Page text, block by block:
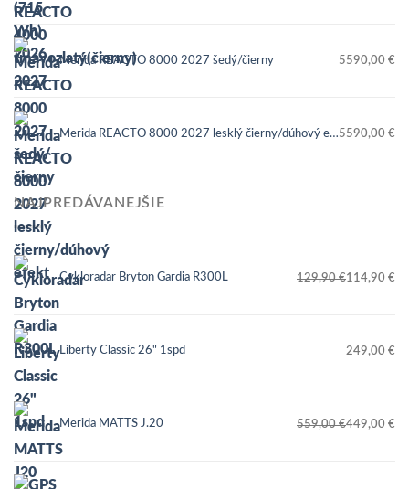
Merida REACTO 8000 2027 šedý/čierny 5590,00 €
Merida REACTO 8000 2027 lesklý čierny/dúhový efekt5590,00 €
NAJPREDÁVANEJŠIE
Cykloradar Bryton Gardia R300L 129,90€
Pôvodná
cena
bola:
129,90 €.
114,90 €
Aktuálna
cena
je:
114,90 €.Liberty Classic 26" 1spd 249,00 €
Merida MATTS J.20 559,00€
Pôvodná
cena
bola:
449,00 €
Aktuálna
cena
je: